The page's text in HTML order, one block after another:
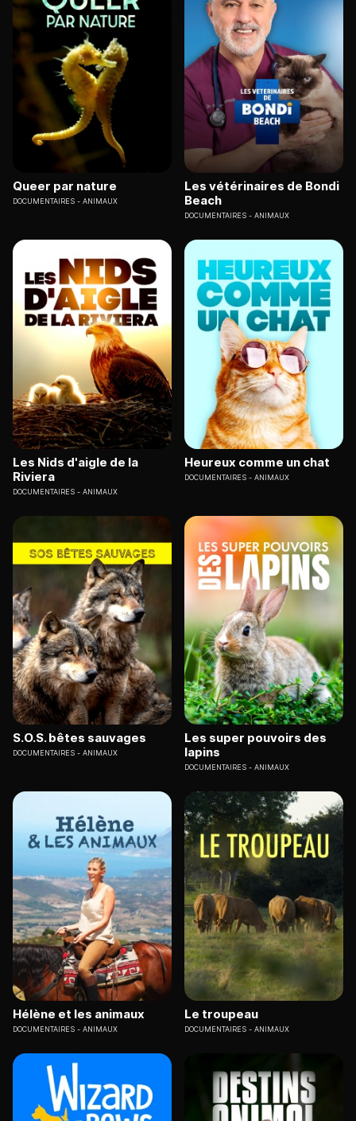
Queer par nature
DOCUMENTAIRES ANIMAUX
Les vétérinaires de Bondi
Beach
DOCUMENTAIRES ANIMAUX
Les Nids d'aigle de la
Riviera
DOCUMENTAIRES ANIMAUX
Heureux comme un chat
DOCUMENTAIRES ANIMAUX
S.O.S. bêtes sauvages
DOCUMENTAIRES ANIMAUX
Les super pouvoirs des
lapins
DOCUMENTAIRES ANIMAUX
Hélène et les animaux
DOCUMENTAIRES ANIMAUX
Le troupeau
DOCUMENTAIRES ANIMAUX